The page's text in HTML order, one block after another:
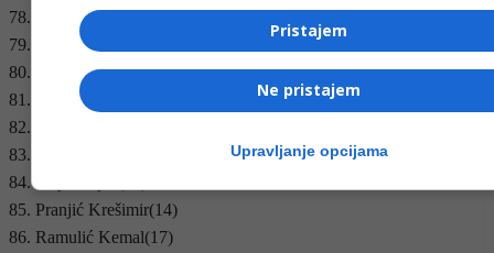
78. Matanović Predrag(17)
79. Mešić Elvedin(17)
80. Mlinar Luka(15)
81. Muhić Nedžad(17)
82. Mulalić Emira(5)
83. Pašić Sakib(16)
84. Poljak Ilijaz(17)
85. Pranjić Krešimir(14)
86. Ramulić Kemal(17)
Pristajem
Ne pristajem
Upravljanje opcijama